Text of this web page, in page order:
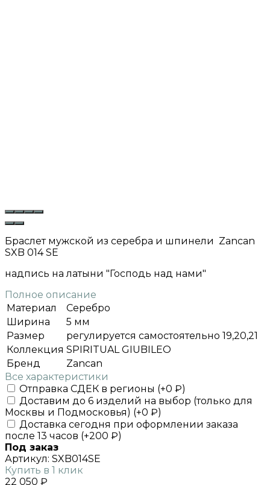
Браслет мужской из серебра и шпинели Zancan
SXB 014 SE
надпись на латыни "Господь над нами"
Полное описание
Материал
Серебро
Ширина
5 мм
Размер
регулируется самостоятельно 19,20,21
Коллекция SPIRITUAL GIUBILEO
Бренд
Zancan
Все характеристики
Отправка СДЕК в регионы (+0 ₽)
Доставим до 6 изделий на выбор (только для
Москвы и Подмосковья) (+0 ₽)
Доставка сегодня при оформлении заказа
после 13 часов (+200 ₽)
Под заказ
Артикул: SXB014SE
Купить в 1 клик
22 050 ₽